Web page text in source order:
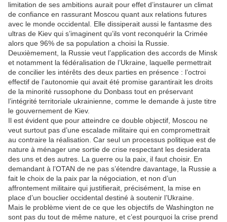
limitation de ses ambitions aurait pour effet d’instaurer un climat
de confiance en rassurant Moscou quant aux relations futures
avec le monde occidental. Elle dissiperait aussi le fantasme des
ultras de Kiev qui s’imaginent qu’ils vont reconquérir la Crimée
alors que 96% de sa population a choisi la Russie.
Deuxièmement, la Russie veut l’application des accords de Minsk
et notamment la fédéralisation de l’Ukraine, laquelle permettrait
de concilier les intérêts des deux parties en présence : l’octroi
effectif de l’autonomie qui avait été promise garantirait les droits
de la minorité russophone du Donbass tout en préservant
l’intégrité territoriale ukrainienne, comme le demande à juste titre
le gouvernement de Kiev.
Il est évident que pour atteindre ce double objectif, Moscou ne
veut surtout pas d’une escalade militaire qui en compromettrait
au contraire la réalisation. Car seul un processus politique est de
nature à ménager une sortie de crise respectant les desiderata
des uns et des autres. La guerre ou la paix, il faut choisir. En
demandant à l’OTAN de ne pas s’étendre davantage, la Russie a
fait le choix de la paix par la négociation, et non d’un
affrontement militaire qui justifierait, précisément, la mise en
place d’un bouclier occidental destiné à soutenir l’Ukraine.
Mais le problème vient de ce que les objectifs de Washington ne
sont pas du tout de même nature, et c’est pourquoi la crise prend